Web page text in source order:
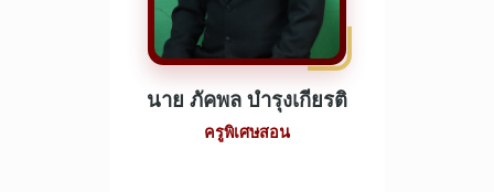
นาย ภัคพล บำรุงเกียรติ
ครูพิเศษสอน